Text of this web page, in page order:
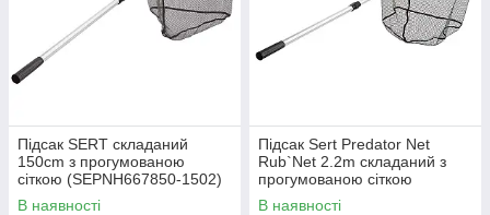
Підсак SERT складаний
150cm з прогумованою
сіткою (SEPNH667850-1502)
В наявності
Підсак Sert Predator Net
Rub`Net 2.2m складаний з
прогумованою сіткою
(SEPNH6679CF-2202)
В наявності